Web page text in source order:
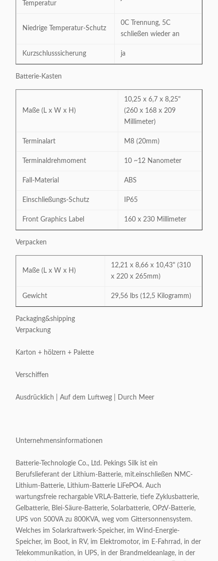
Temperatur
Niedrige Temperatur-Schutz
0C Trennung, 5C
schließen wieder an
Kurzschlusssicherung ja
Batterie-Kasten
Maße (L x W x H)
10,25 x 6,7 x 8,25"
(260 x 168 x 209
Millimeter)
Terminalart M8 (20mm)
Terminaldrehmoment 10 ~12 Nanometer
Fall-Material ABS
Einschließungs-Schutz IP65
Front Graphics Label 160 x 230 Millimeter
Verpacken
Maße (L x W x H)
12,21 x 8,66 x 10,43" (310
x 220 x 265mm)
Gewicht 29,56 lbs (12,5 Kilogramm)
Packaging&shipping
Verpackung
Karton + hölzern + Palette
Verschiffen
Ausdrücklich | Auf dem Luftweg | Durch Meer
Unternehmensinformationen
Batterie-Technologie Co., Ltd. Pekings Silk ist ein
Berufslieferant der Lithium-Batterie, mit.einschließen NMC-
Lithium-Batterie, Lithium-Batterie LiFePO4. Auch
wartungsfreie rechargable VRLA-Batterie, tiefe Zyklusbatterie,
Gelbatterie, Blei-Säure-Batterie, Solarbatterie, OPzV-Batterie,
UPS von 500VA zu 800KVA, weg vom Gittersonnensystem.
Welches im Solarkraftwerk-Speicher, im Wind-Energie-
Speicher, im Boot, in RV, im Elektromotor, im E-Fahrrad, in der
Telekommunikation, in UPS, in der Brandmeldeanlage, in der